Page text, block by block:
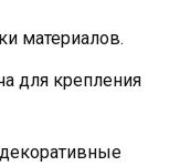
материалов.
для крепления